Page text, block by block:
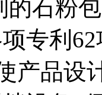
的石粉
专利
产品设